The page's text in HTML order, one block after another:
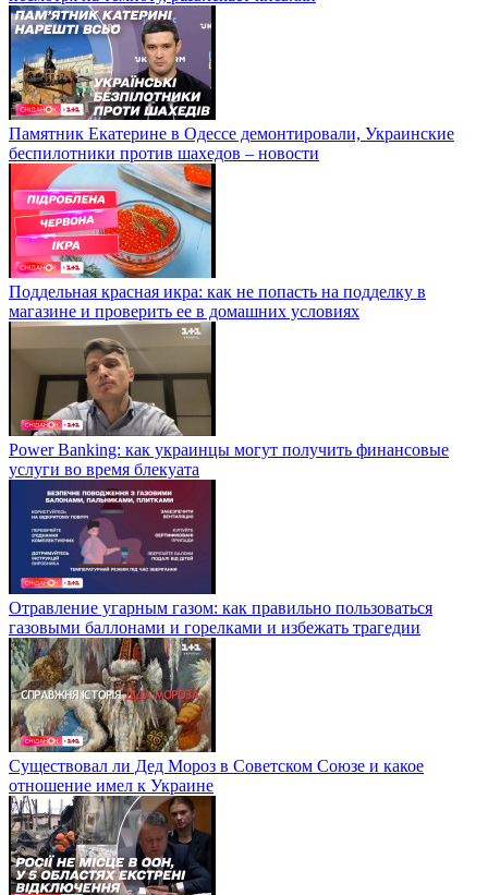
Памятник Екатерине в Одессе демонтировали, Украинские
беспилотники против шахедов – новости
Поддельная красная икра: как не попасть на подделку в
магазине и проверить ее в домашних условиях
Power Banking: как украинцы могут получить финансовые
услуги во время блекуата
Отравление угарным газом: как правильно пользоваться
газовыми баллонами и горелками и избежать трагедии
Существовал ли Дед Мороз в Советском Союзе и какое
отношение имел к Украине